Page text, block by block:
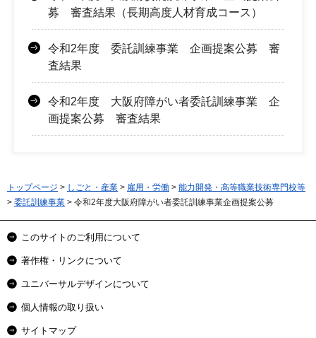
募 審査結果（長期高度人材育成コース）
令和2年度 委託訓練事業 企画提案公募 審
査結果
令和2年度 大阪府障がい者委託訓練事業 企
画提案公募 審査結果
トップページ > しごと・産業 > 雇用・労働 > 能力開発・高等職業技術専門校等
> 委託訓練事業 > 令和2年度大阪府障がい者委託訓練事業企画提案公募
このサイトのご利用について
著作権・リンクについて
ユニバーサルデザインについて
個人情報の取り扱い
サイトマップ